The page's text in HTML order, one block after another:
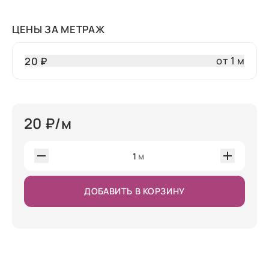
ЦЕНЫ ЗА МЕТРАЖ
20 ₽ от 1 м
20 ₽/м
1 м
ДОБАВИТЬ В КОРЗИНУ